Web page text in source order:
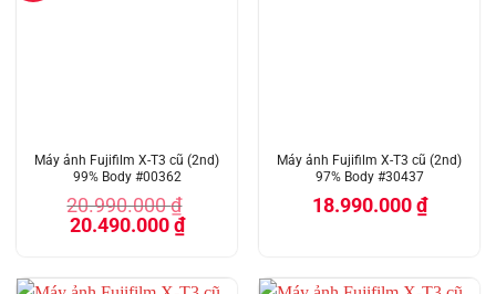
Máy ảnh Fujifilm X-T3 cũ (2nd)
99% Body #00362
20.990.000₫
Giá
gốc
20.490.000₫Giá
hiện
20.490.000 ₫.
Máy ảnh Fujifilm X-T3 cũ (2nd)
97% Body #30437
18.990.000₫